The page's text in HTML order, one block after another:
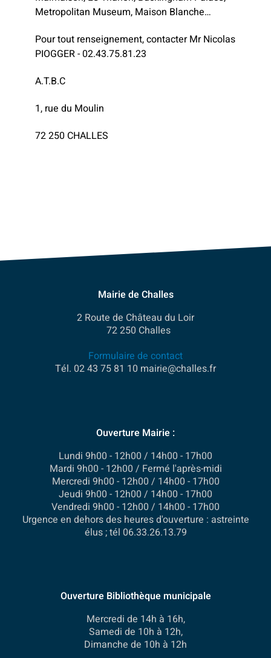
Metropolitan Museum, Maison Blanche…
Pour tout renseignement, contacter Mr Nicolas
PIOGGER - 02.43.75.81.23
A.T.B.C
1, rue du Moulin
72 250 CHALLES
Mairie de Challes
2 Route de Château du Loir
72 250 Challes
Formulaire de contact
Tél. 02 43 75 81 10 mairie@challes.fr
Ouverture Mairie :
Lundi 9h00 - 12h00 / 14h00 - 17h00
Mardi 9h00 - 12h00 / Fermé l'après-midi
Mercredi 9h00 - 12h00 / 14h00 - 17h00
Jeudi 9h00 - 12h00 / 14h00 - 17h00
Vendredi 9h00 - 12h00 / 14h00 - 17h00
Urgence en dehors des heures d'ouverture : astreinte
élus ; tél 06.33.26.13.79
Ouverture Bibliothèque municipale
Mercredi de 14h à 16h,
Samedi de 10h à 12h,
Dimanche de 10h à 12h